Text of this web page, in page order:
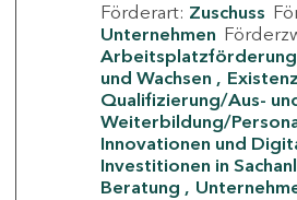
Förderart: Zuschuss
Unternehmen
Arbeitsplatzförderung
und Wachsen
Qualifizierung/Aus-
Weiterbildung/
Innovationen und
Investitionen in
Beratung